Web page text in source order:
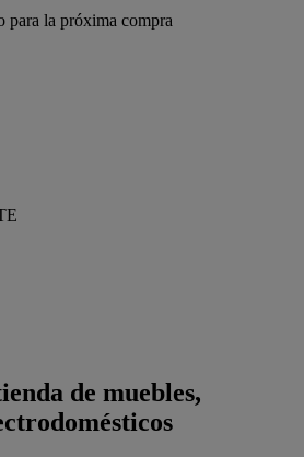
para la próxima compra
de muebles,